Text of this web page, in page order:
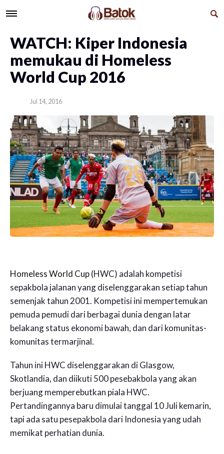
WATCH: Kiper Indonesia
memukau di Homeless
World Cup 2016
Jul 14, 2016
Homeless World Cup(HWC) adalah kompetisi
sepakbola jalanan yang diselenggarakan setiap tahun
semenjak tahun 2001. Kompetisi ini mempertemukan
pemuda pemudi dari berbagai dunia dengan latar
belakang status ekonomi bawah, dan dari komunitas-
komunitas termarjinal.
Tahun ini HWC diselenggarakan di Glasgow,
Skotlandia, dan diikuti 500 pesebakbola yang akan
berjuang memperebutkan piala HWC.
Pertandingannya baru dimulai tanggal 10 Juli kemarin,
tapi ada satu pesepakbola dari Indonesia yang udah
memikat perhatian dunia.